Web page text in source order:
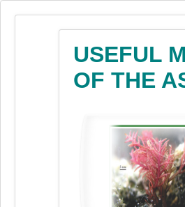
USEFUL
OF THE